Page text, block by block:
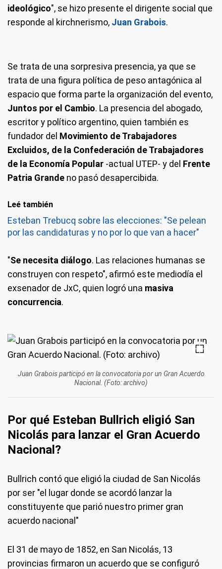
ideológico", se hizo presente el dirigente social que
responde al kirchnerismo, Juan Grabois.
Se trata de una sorpresiva presencia, ya que se
trata de una figura política de peso antagónica al
espacio que forma parte la organización del evento,
Juntos por el Cambio. La presencia del abogado,
escritor y político argentino, quien también es
fundador del Movimiento de Trabajadores
Excluidos, de la Confederación de Trabajadores
de la Economía Popular -actual UTEP- y del Frente
Patria Grande no pasó desapercibida.
Leé también
Esteban Trebucq sobre las elecciones: "Se pelean
por las candidaturas y no por lo que van a hacer"
"Se necesita diálogo. Las relaciones humanas se
construyen con respeto", afirmó este mediodía el
exsenador de JxC, quien logró una masiva
concurrencia.
Juan Grabois participó en la convocatoria por un Gran Acuerdo
Nacional. (Foto: archivo)
Por qué Esteban Bullrich eligió San
Nicolás para lanzar el Gran Acuerdo
Nacional?
Bullrich contó que eligió la ciudad de San Nicolás
por ser "el lugar donde se acordó lanzar la
constituyente que parió nuestro primer gran
acuerdo nacional"
El 31 de mayo de 1852, en San Nicolás, 13
provincias firmaron un acuerdo que se configuró